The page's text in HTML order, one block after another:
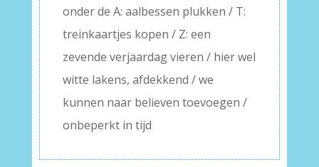
onder de A: aalbessen plukken / T:
treinkaartjes kopen / Z: een
zevende verjaardag vieren / hier wel
witte lakens, afdekkend / we
kunnen naar believen toevoegen /
onbeperkt in tijd